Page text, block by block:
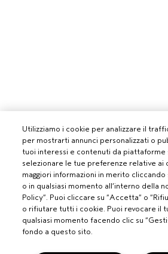
Utilizziamo i cookie per analizzare il
per mostrarti annunci personalizzati o
tuoi interessi e contenuti da piattaforme
selezionare le tue preferenze relative ai
maggiori informazioni in merito cliccando
o in qualsiasi momento all’interno della
Policy”. Puoi cliccare su “Accetta” o
o rifiutare tutti i cookie. Puoi revocare il
qualsiasi momento facendo clic su
fondo a questo sito.